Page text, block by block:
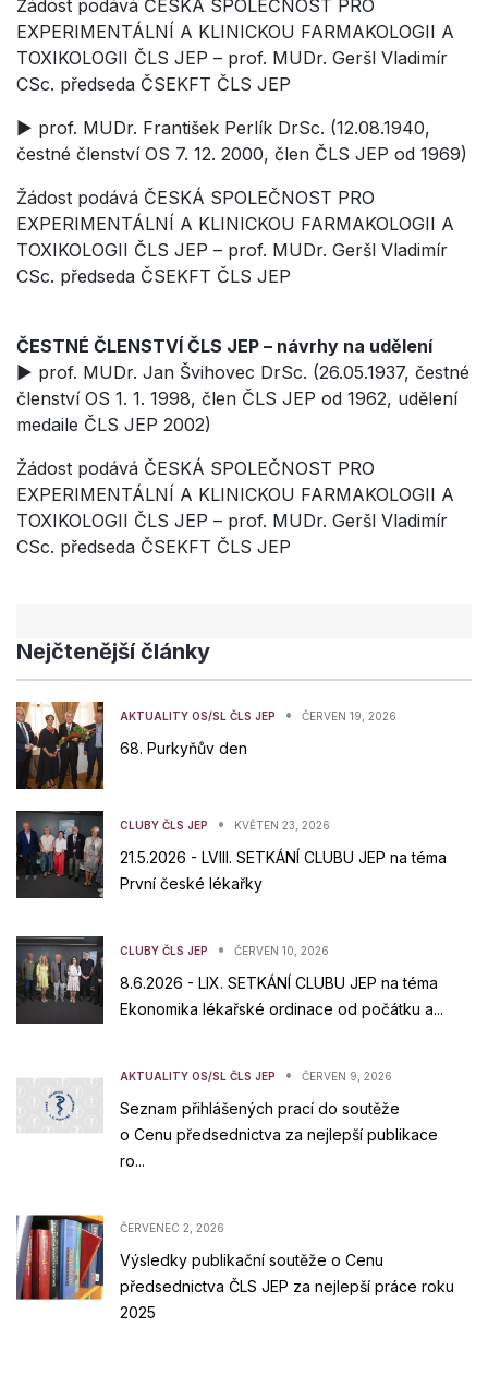
Žádost podává ČESKÁ SPOLEČNOST PRO
EXPERIMENTÁLNÍ A KLINICKOU FARMAKOLOGII A
TOXIKOLOGII ČLS JEP – prof. MUDr. Geršl Vladimír
CSc. předseda ČSEKFT ČLS JEP
► prof. MUDr. František Perlík DrSc. (12.08.1940,
čestné členství OS 7. 12. 2000, člen ČLS JEP od 1969)
Žádost podává ČESKÁ SPOLEČNOST PRO
EXPERIMENTÁLNÍ A KLINICKOU FARMAKOLOGII A
TOXIKOLOGII ČLS JEP – prof. MUDr. Geršl Vladimír
CSc. předseda ČSEKFT ČLS JEP
ČESTNÉ ČLENSTVÍ ČLS JEP – návrhy na udělení
► prof. MUDr. Jan Švihovec DrSc. (26.05.1937, čestné
členství OS 1. 1. 1998, člen ČLS JEP od 1962, udělení
medaile ČLS JEP 2002)
Žádost podává ČESKÁ SPOLEČNOST PRO
EXPERIMENTÁLNÍ A KLINICKOU FARMAKOLOGII A
TOXIKOLOGII ČLS JEP – prof. MUDr. Geršl Vladimír
CSc. předseda ČSEKFT ČLS JEP
Nejčtenější články
AKTUALITY OS/SL ČLS JEP • ČERVEN 19, 2026
68. Purkyňův den
CLUBY ČLS JEP • KVĚTEN 23, 2026
21.5.2026 - LVIII. SETKÁNÍ CLUBU JEP na téma
První české lékařky
CLUBY ČLS JEP • ČERVEN 10, 2026
8.6.2026 - LIX. SETKÁNÍ CLUBU JEP na téma
Ekonomika lékařské ordinace od počátku a...
AKTUALITY OS/SL ČLS JEP • ČERVEN 9, 2026
Seznam přihlášených prací do soutěže
o Cenu předsednictva za nejlepší publikace
ro...
ČERVENEC 2, 2026
Výsledky publikační soutěže o Cenu
předsednictva ČLS JEP za nejlepší práce roku
2025